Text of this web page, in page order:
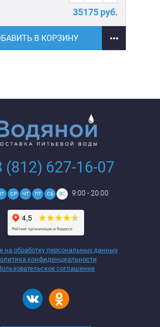
35175 руб.
В КОРЗИНУ
(812) 627-16-07
СР ЧТ ПТ СБ ВС 9:00 - 20:00
на обработку персональных данных
конфиденциальности
соглашение